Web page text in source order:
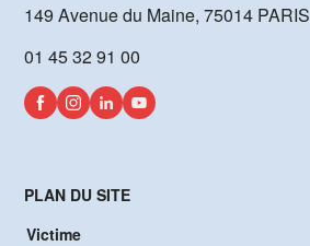
149 Avenue du Maine, 75014 PARIS
01 45 32 91 00
PLAN DU SITE
Victime